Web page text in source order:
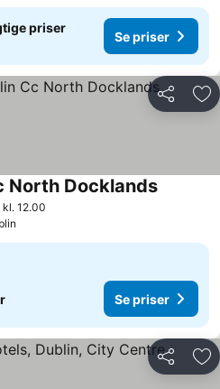
priser
Se priser
Del
12.00
North Docklands
Se priser
Del